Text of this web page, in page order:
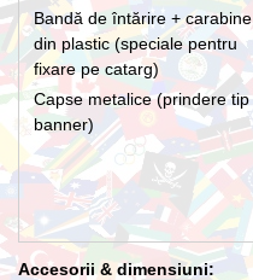
Bandă de întărire + carabine
din plastic (speciale pentru
fixare pe catarg)
Capse metalice (prindere tip
banner)
Accesorii & dimensiuni: